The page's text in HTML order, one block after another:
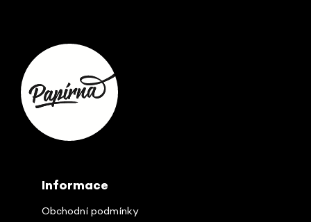
Informace
Obchodní podmínky